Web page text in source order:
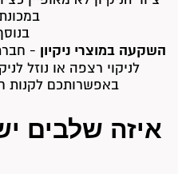
השקעה במוצרי ניקיון -
לניקוי רצפה או נוזל
באפשרותכם לקנות
איזה שלבים